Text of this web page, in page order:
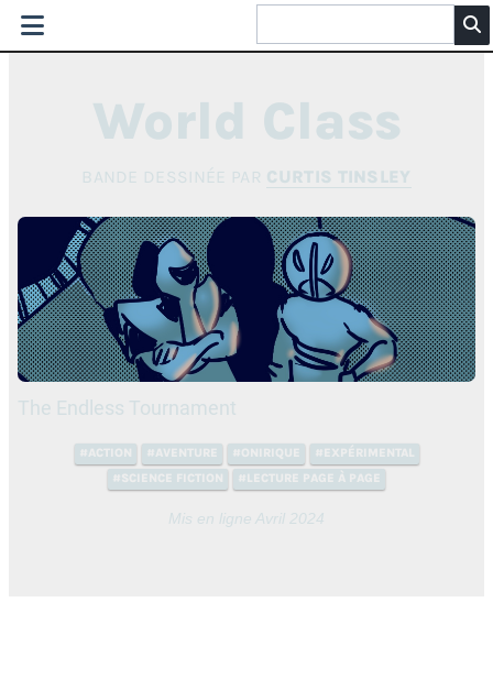
World Class
BANDE DESSINÉE PAR CURTIS TINSLEY
The Endless Tournament
#ACTION #AVENTURE #ONIRIQUE
#EXPÉRIMENTAL
#SCIENCE FICTION
#LECTURE PAGE À PAGE
Mis en ligne Avril 2024